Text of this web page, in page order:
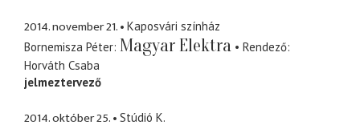
2014. november 21.
Kaposvári színház
Bornemisza Péter Magyar Elektra
Rendező
Horváth Csaba
jelmeztervező
2014. október 25.
Stúdió K.